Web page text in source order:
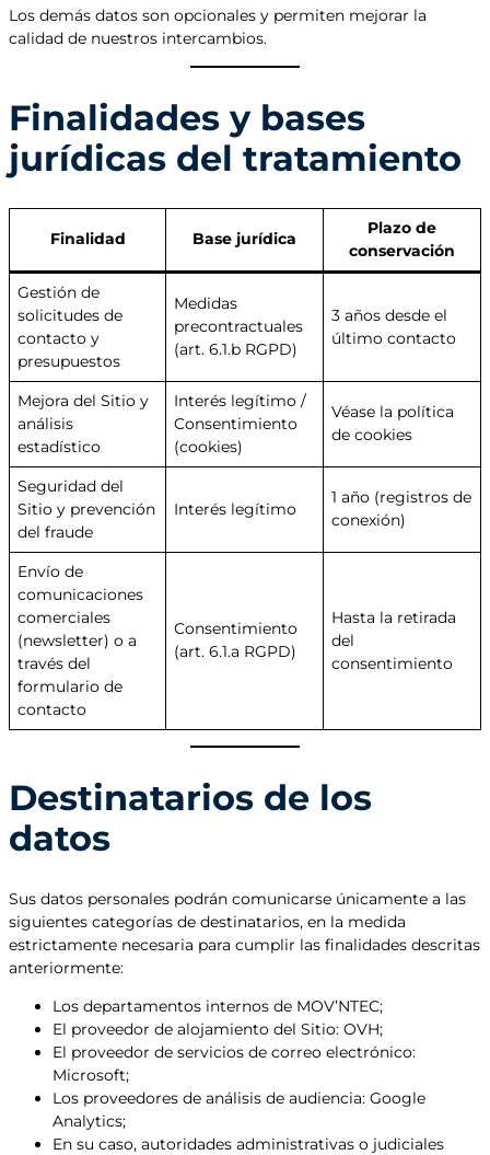
Los demás datos son opcionales y permiten mejorar la
calidad de nuestros intercambios.
Finalidades y bases
jurídicas del tratamiento
Finalidad Base jurídica
Plazo de
conservación
Gestión de
solicitudes de
contacto y
presupuestos
Medidas
precontractuales
(art. 6.1.b RGPD)
3 años desde el
último contacto
Mejora del Sitio y
análisis
estadístico
Interés legítimo /
Consentimiento
(cookies)
Véase la política
de cookies
Seguridad del
Sitio y prevención
del fraude
Interés legítimo
1 año (registros de
conexión)
Envío de
comunicaciones
comerciales
(newsletter) o a
través del
formulario de
contacto
Consentimiento
(art. 6.1.a RGPD)
Hasta la retirada
del
consentimiento
Destinatarios de los
datos
Sus datos personales podrán comunicarse únicamente a las
siguientes categorías de destinatarios, en la medida
estrictamente necesaria para cumplir las finalidades descritas
anteriormente:
Los departamentos internos de MOV’NTEC;
El proveedor de alojamiento del Sitio: OVH;
El proveedor de servicios de correo electrónico:
Microsoft;
Los proveedores de análisis de audiencia: Google
Analytics;
En su caso, autoridades administrativas o judiciales